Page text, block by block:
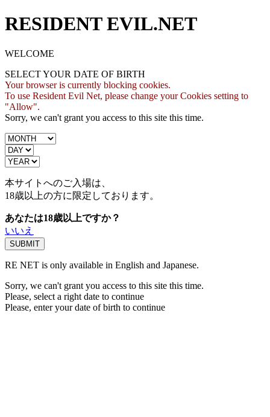
RESIDENT EVIL.NET
WELCOME
SELECT YOUR DATE OF BIRTH
Your browser is currently blocking cookies.
To use Resident Evil Net, please change your Cookies setting to
"Allow".
Sorry, we can't grant you access to this site this time.
本サイトへのご入場は、
18歳以上の方に限定しております。
あなたは18歳以上ですか？
いいえ
RE NET is only available in English and Japanese.
Sorry, we can't grant you access to this site this time.
Please, select a right date to continue
Please, enter your date of birth to continue